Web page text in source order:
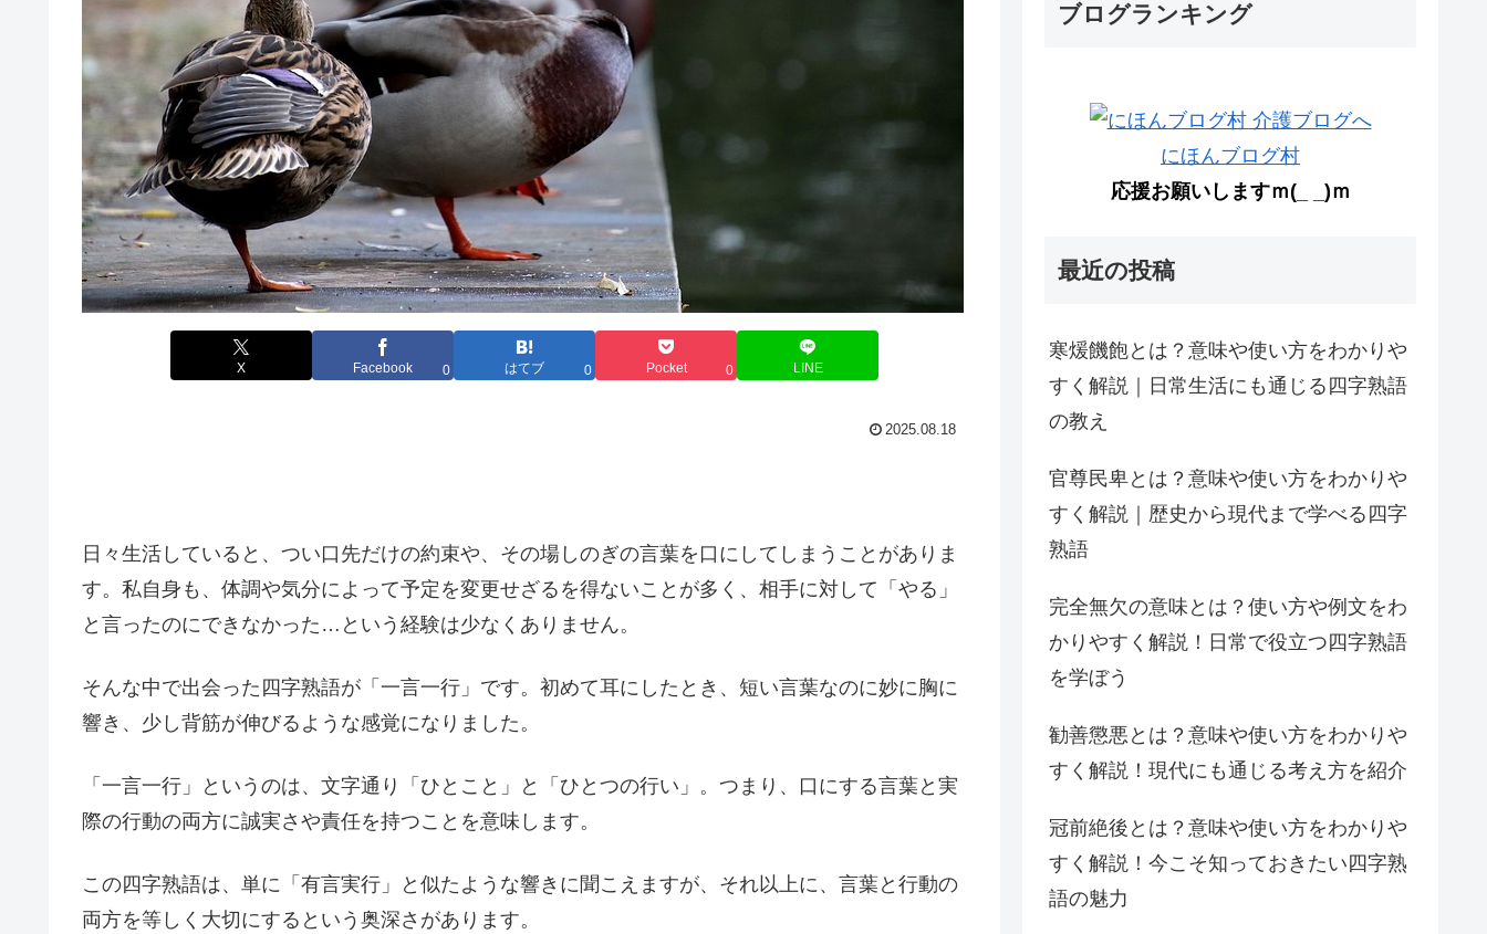
X Facebook 0 はてブ 0 Pocket 0 LINE
2025.08.18
日々生活していると、つい口先だけの約束や、その場しのぎの言葉を口にしてしまうことがありま
す。私自身も、体調や気分によって予定を変更せざるを得ないことが多く、相手に対して「やる」
と言ったのにできなかった…という経験は少なくありません。
そんな中で出会った四字熟語が「一言一行」です。初めて耳にしたとき、短い言葉なのに妙に胸に
響き、少し背筋が伸びるような感覚になりました。
「一言一行」というのは、文字通り「ひとこと」と「ひとつの行い」。つまり、口にする言葉と実
際の行動の両方に誠実さや責任を持つことを意味します。
この四字熟語は、単に「有言実行」と似たような響きに聞こえますが、それ以上に、言葉と行動の
両方を等しく大切にするという奥深さがあります。
ブログランキング
にほんブログ村
応援お願いしますｍ(_ _)ｍ
最近の投稿
寒煖饑飽とは？意味や使い方をわかりや
すく解説｜日常生活にも通じる四字熟語
の教え
官尊民卑とは？意味や使い方をわかりや
すく解説｜歴史から現代まで学べる四字
熟語
完全無欠の意味とは？使い方や例文をわ
かりやすく解説！日常で役立つ四字熟語
を学ぼう
勧善懲悪とは？意味や使い方をわかりや
すく解説！現代にも通じる考え方を紹介
冠前絶後とは？意味や使い方をわかりや
すく解説！今こそ知っておきたい四字熟
語の魅力